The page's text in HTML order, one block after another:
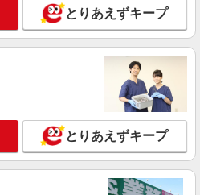
とりあえずキープ
とりあえずキープ